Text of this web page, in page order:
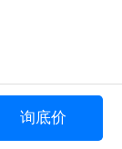
询底价